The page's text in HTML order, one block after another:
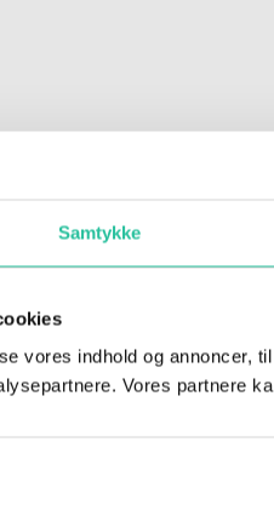
Samtykke
vores indhold og annoncer,
Vores partnere